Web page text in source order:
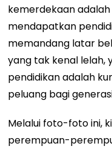
kemerdekaan
mendapatkan
memandang latar
yang tak kenal lelah,
pendidikan adalah
peluang bagi
Melalui foto-foto ini,
perempuan-